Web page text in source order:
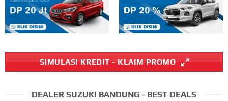
SIMULASI KREDIT - KLAIM PROMO
DEALER SUZUKI BANDUNG - BEST DEALS